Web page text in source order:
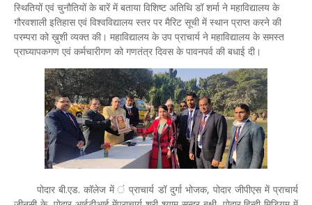
स्थितियों एवं चुनौतियों के बारें में बताया विशिष्ट अतिथि डॉ शर्मा ने महाविद्यालय के
गौरवशाली इतिहास एवं विश्वविद्यालय स्तर पर मैरिट सूची में स्थान प्राप्त करने की
परम्परा को ख़ुशी व्यक्त की। महाविद्यालय के उप प्राचार्य ने महाविद्यालय के समस्त
प्राघ्यापकगण एवं कर्मचारीगण को गणतंत्र दिवस के पावनपर्व की बधाई दी।
पोदार बी.एड. कॉलेज में ं प्राचार्य डॉ दुर्गा भोजक, पोदार जीपीएस में प्राचार्य